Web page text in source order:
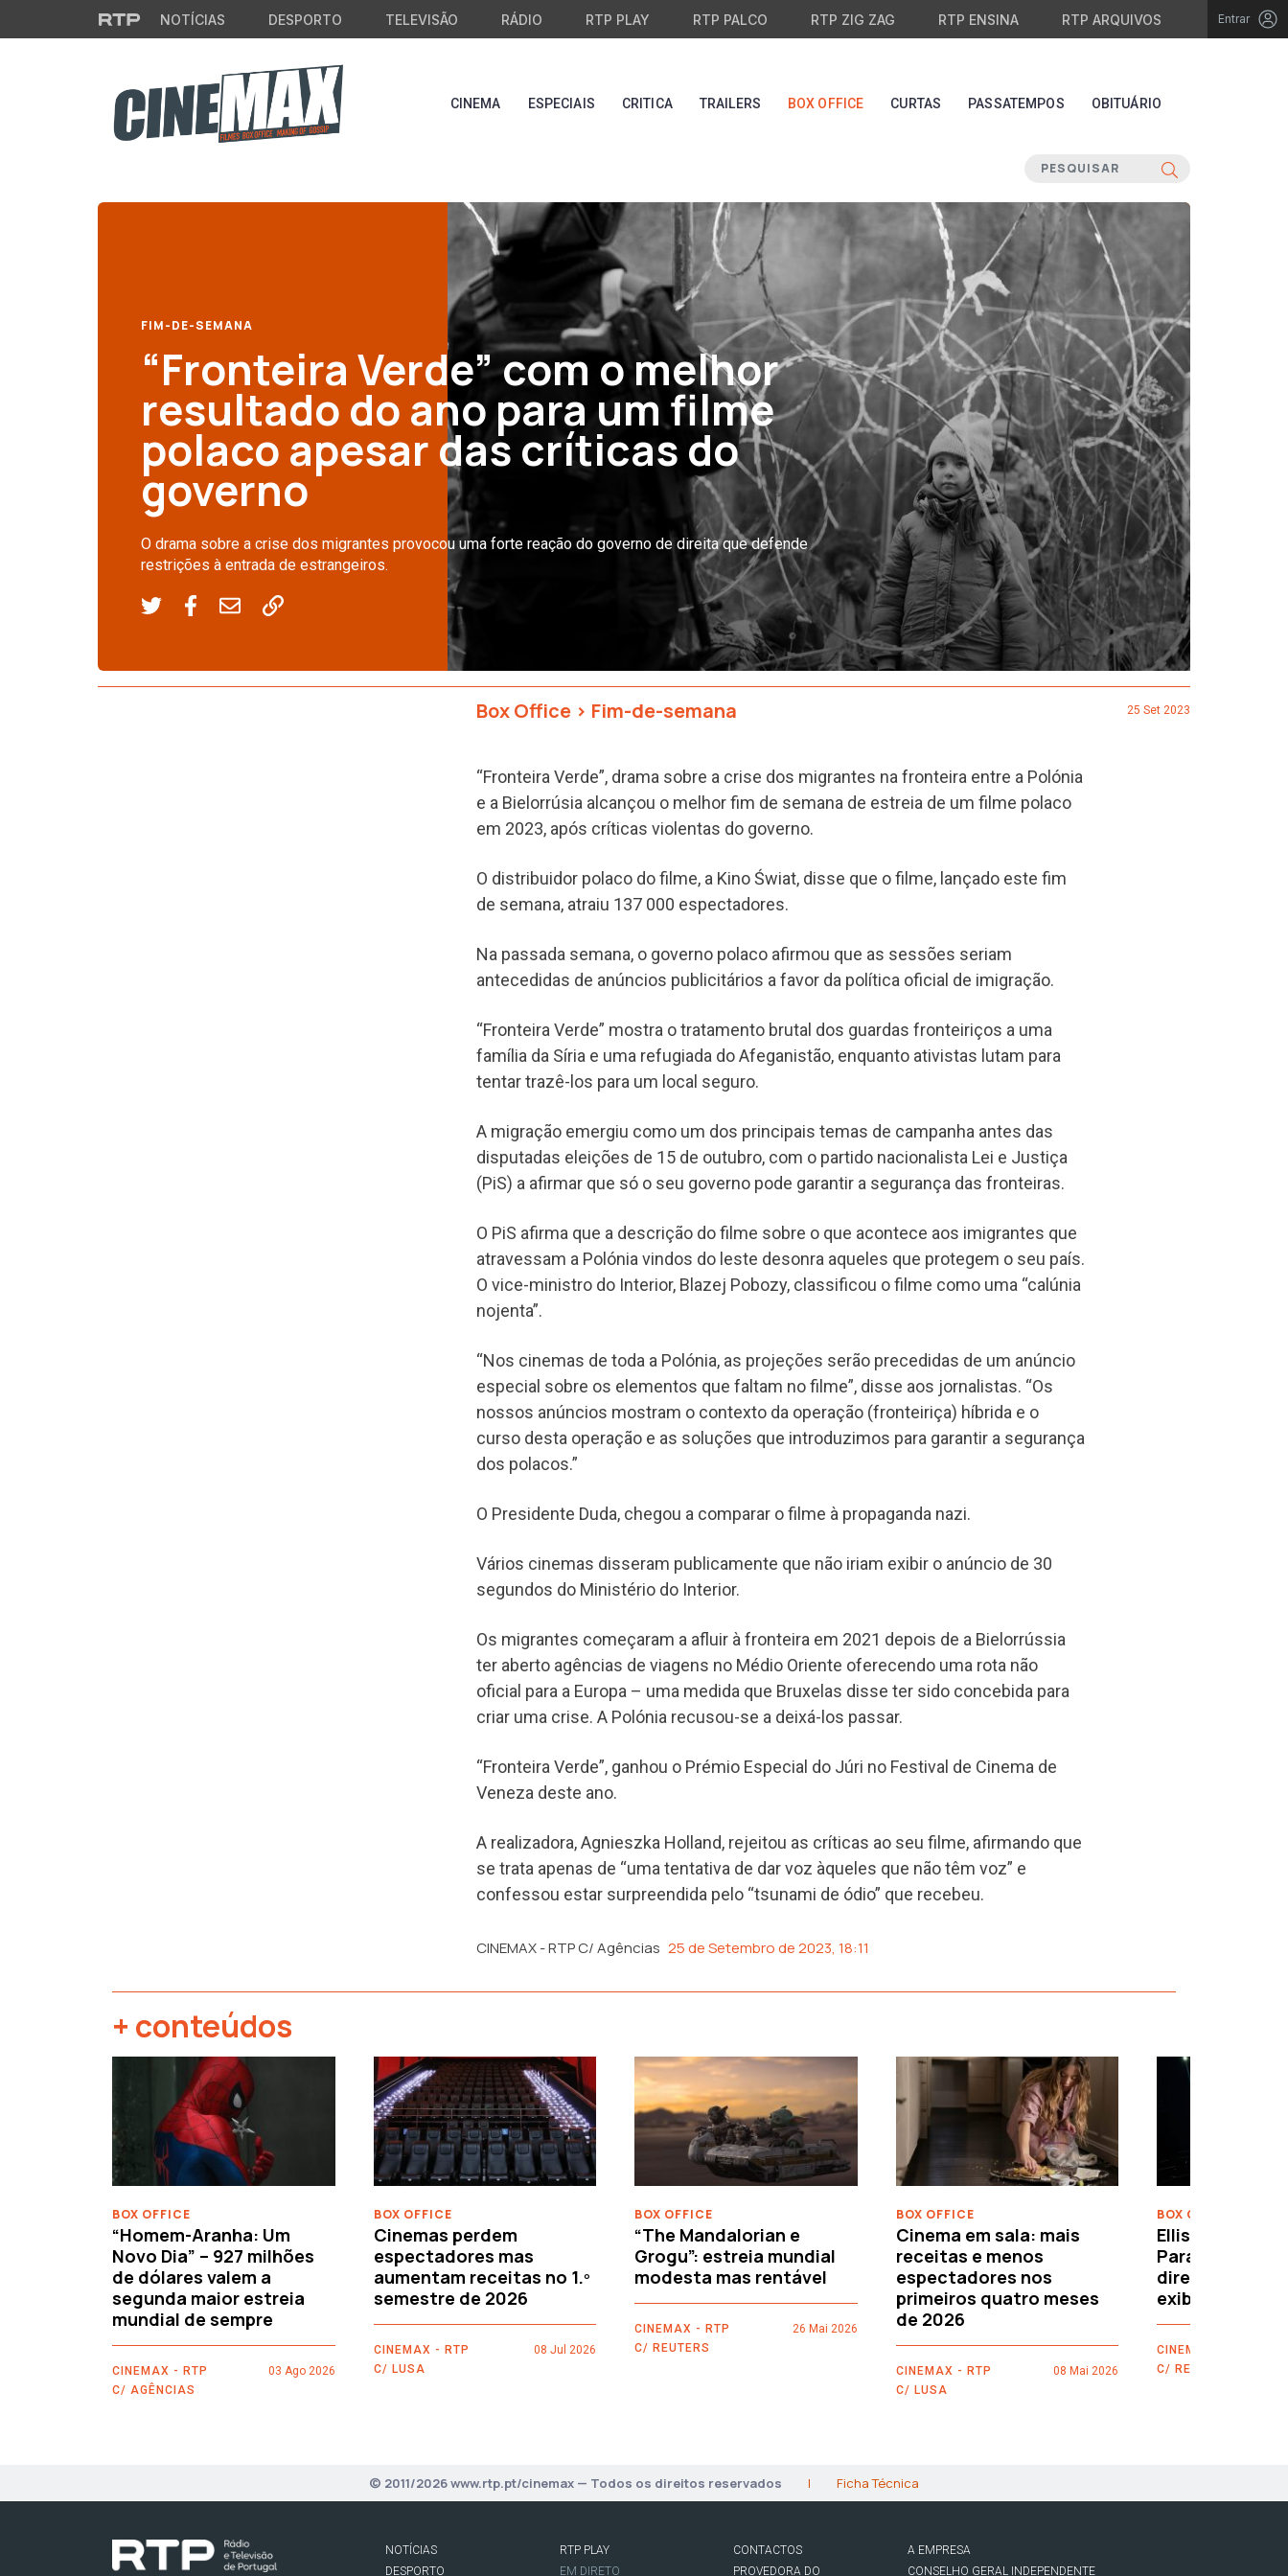
Saltar para o conteúdo principal
NOTÍCIAS DESPORTO TELEVISÃO RÁDIO RTP PLAY RTP PALCO RTP ZIG ZAG RTP ENSINA RTP ARQUIVOS Entrar
CINEMA ESPECIAIS CRITICA TRAILERS BOX OFFICE CURTAS PASSATEMPOS OBITUÁRIO
FIM-DE-SEMANA
“Fronteira Verde” com o melhor
resultado do ano para um filme
polaco apesar das críticas do
governo
O drama sobre a crise dos migrantes provocou uma forte reação do governo de direita que defende
restrições à entrada de estrangeiros.
Box Office > Fim-de-semana 25 Set 2023
“Fronteira Verde”, drama sobre a crise dos migrantes na fronteira entre a Polónia
e a Bielorrúsia alcançou o melhor fim de semana de estreia de um filme polaco
em 2023, após críticas violentas do governo.
O distribuidor polaco do filme, a Kino Świat, disse que o filme, lançado este fim
de semana, atraiu 137 000 espectadores.
Na passada semana, o governo polaco afirmou que as sessões seriam
antecedidas de anúncios publicitários a favor da política oficial de imigração.
“Fronteira Verde” mostra o tratamento brutal dos guardas fronteiriços a uma
família da Síria e uma refugiada do Afeganistão, enquanto ativistas lutam para
tentar trazê-los para um local seguro.
A migração emergiu como um dos principais temas de campanha antes das
disputadas eleições de 15 de outubro, com o partido nacionalista Lei e Justiça
(PiS) a afirmar que só o seu governo pode garantir a segurança das fronteiras.
O PiS afirma que a descrição do filme sobre o que acontece aos imigrantes que
atravessam a Polónia vindos do leste desonra aqueles que protegem o seu país.
O vice-ministro do Interior, Blazej Pobozy, classificou o filme como uma “calúnia
nojenta”.
“Nos cinemas de toda a Polónia, as projeções serão precedidas de um anúncio
especial sobre os elementos que faltam no filme”, disse aos jornalistas. “Os
nossos anúncios mostram o contexto da operação (fronteiriça) híbrida e o
curso desta operação e as soluções que introduzimos para garantir a segurança
dos polacos.”
O Presidente Duda, chegou a comparar o filme à propaganda nazi.
Vários cinemas disseram publicamente que não iriam exibir o anúncio de 30
segundos do Ministério do Interior.
Os migrantes começaram a afluir à fronteira em 2021 depois de a Bielorrússia
ter aberto agências de viagens no Médio Oriente oferecendo uma rota não
oficial para a Europa – uma medida que Bruxelas disse ter sido concebida para
criar uma crise. A Polónia recusou-se a deixá-los passar.
“Fronteira Verde”, ganhou o Prémio Especial do Júri no Festival de Cinema de
Veneza deste ano.
A realizadora, Agnieszka Holland, rejeitou as críticas ao seu filme, afirmando que
se trata apenas de “uma tentativa de dar voz àqueles que não têm voz” e
confessou estar surpreendida pelo “tsunami de ódio” que recebeu.
CINEMAX - RTP C/ Agências 25 de Setembro de 2023, 18:11
+ conteúdos
BOX OFFICE
“Homem-Aranha: Um
Novo Dia” – 927 milhões
de dólares valem a
segunda maior estreia
mundial de sempre
CINEMAX - RTP
C/ AGÊNCIAS
03 Ago 2026
BOX OFFICE
Cinemas perdem
espectadores mas
aumentam receitas no 1.º
semestre de 2026
CINEMAX - RTP
C/ LUSA
08 Jul 2026
BOX OFFICE
“The Mandalorian e
Grogu”: estreia mundial
modesta mas rentável
CINEMAX - RTP
C/ REUTERS
26 Mai 2026
BOX OFFICE
Cinema em sala: mais
receitas e menos
espectadores nos
primeiros quatro meses
de 2026
CINEMAX - RTP
C/ LUSA
08 Mai 2026
BOX OFFICE
Ellison leva o
directamente
exibidores
CINEMAX - RTP
C/ REUTERS
© 2011/2026 www.rtp.pt/cinemax — Todos os direitos reservados | Ficha Técnica
NOTÍCIAS
DESPORTO
RTP PLAY
EM DIRETO
CONTACTOS
PROVEDORA DO
A EMPRESA
CONSELHO GERAL INDEPENDENTE